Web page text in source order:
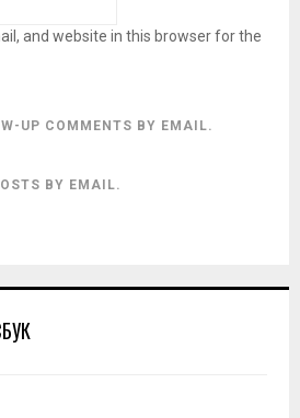
and website in this browser for the
UP COMMENTS BY EMAIL.
BY EMAIL.